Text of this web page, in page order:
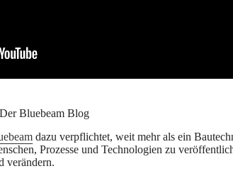
Bluebeam Blog
dazu verpflichtet, weit mehr als ein
Prozesse und Technologien zu
verändern.